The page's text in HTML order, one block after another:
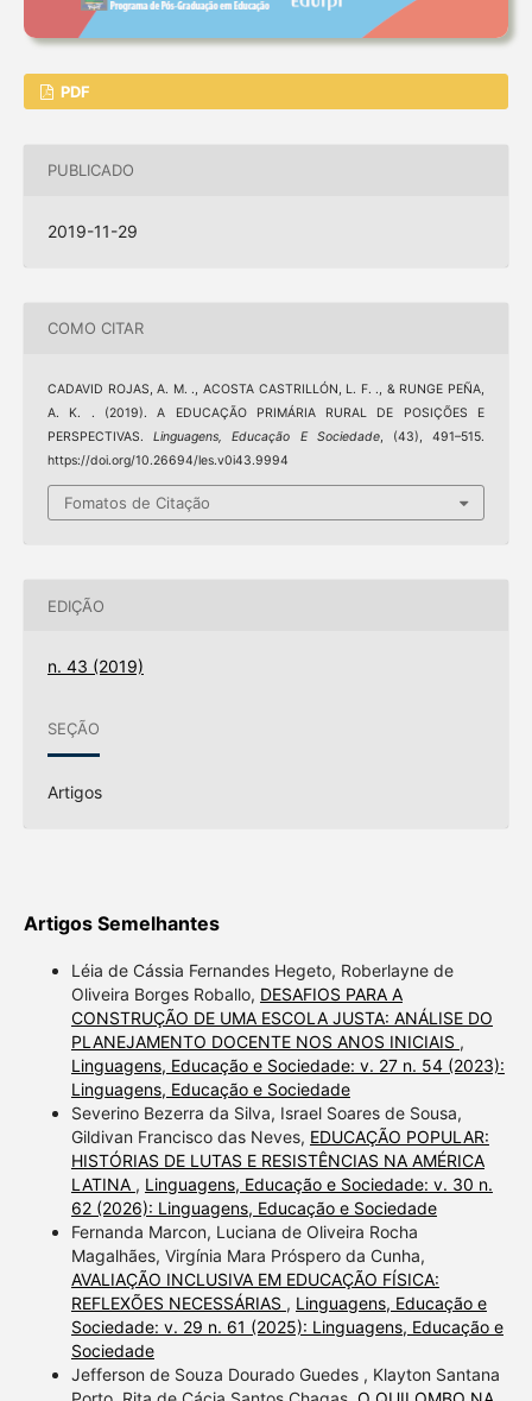
PDF
PUBLICADO
2019-11-29
COMO CITAR
CADAVID ROJAS, A. M. ., ACOSTA CASTRILLÓN, L. F. ., & RUNGE PEÑA,
A. K. . (2019). A EDUCAÇÃO PRIMÁRIA RURAL DE POSIÇÕES E
PERSPECTIVAS.Linguagens, Educação E Sociedade, (43), 491–515.
https://doi.org/10.26694/les.v0i43.9994
Fomatos de Citação
EDIÇÃO
n. 43 (2019)
SEÇÃO
Artigos
Artigos Semelhantes
Léia de Cássia Fernandes Hegeto, Roberlayne de
Oliveira Borges Roballo, DESAFIOS PARA A
CONSTRUÇÃO DE UMA ESCOLA JUSTA: ANÁLISE DO
PLANEJAMENTO DOCENTE NOS ANOS INICIAIS ,
Linguagens, Educação e Sociedade: v. 27 n. 54 (2023):
Linguagens, Educação e Sociedade
Severino Bezerra da Silva, Israel Soares de Sousa,
Gildivan Francisco das Neves, EDUCAÇÃO POPULAR:
HISTÓRIAS DE LUTAS E RESISTÊNCIAS NA AMÉRICA
LATINA , Linguagens, Educação e Sociedade: v. 30 n.
62 (2026): Linguagens, Educação e Sociedade
Fernanda Marcon, Luciana de Oliveira Rocha
Magalhães, Virgínia Mara Próspero da Cunha,
AVALIAÇÃO INCLUSIVA EM EDUCAÇÃO FÍSICA:
REFLEXÕES NECESSÁRIAS , Linguagens, Educação e
Sociedade: v. 29 n. 61 (2025): Linguagens, Educação e
Sociedade
Jefferson de Souza Dourado Guedes , Klayton Santana